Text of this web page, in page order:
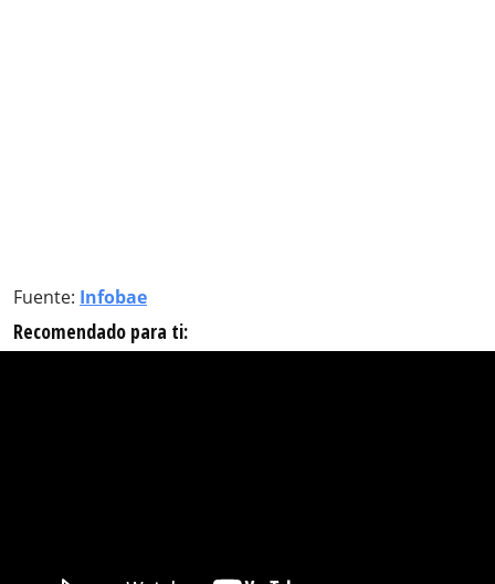
Fuente: Infobae
Recomendado para ti: